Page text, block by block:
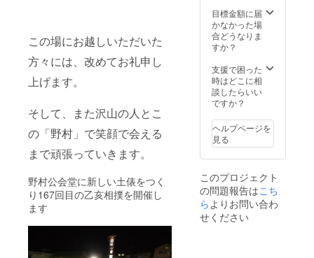
この場にお越しいただいた
方々には、改めてお礼申し
上げます。
そして、また沢山の人とこ
の「野村」で笑顔で会える
まで頑張っていきます。
野村公会堂に新しい土俵をつく
り167回目の乙亥相撲を開催し
ます
にご招待。会場
は野村商工会議
所２階。飲食も
含まれます。
の土俵は地元の
人たちで制作。
その制作に参加
することができ
～中旬予定）
【 乙亥当日砂
かぶり席ご用
意 】11月27日
力館をもって楽
しめるお席を確
保いたします。
【 閉会後の慰
労会ご招待 】
11月27日の地元
の慰労会にご招
待。会場は野村
商工会議所２
階。飲食も含ま
目標金額に届
かなかった場
合どうなりま
すか？
支援で困った
時はどこに相
談したらいい
ですか？
ヘルプページを
見る
このプロジェクト
の問題報告はこち
ら よりお問い合わ
せください